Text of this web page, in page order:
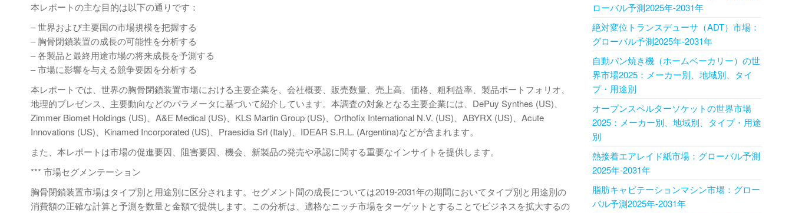
本レポートの主な目的は以下の通りです：
– 世界および主要国の市場規模を把握する
– 胸骨閉鎖装置の成長の可能性を分析する
– 各製品と最終用途市場の将来成長を予測する
– 市場に影響を与える競争要因を分析する
本レポートでは、世界の胸骨閉鎖装置市場における主要企業を、会社概要、販売数量、売上高、価格、粗利益率、製品ポートフォリオ、
地理的プレゼンス、主要動向などのパラメータに基づいて紹介しています。本調査の対象となる主要企業には、DePuy Synthes (US)、
Zimmer Biomet Holdings (US)、A&E Medical (US)、KLS Martin Group (US)、Orthofix International N.V. (US)、ABYRX (US)、Acute
Innovations (US)、Kinamed Incorporated (US)、Praesidia Srl (Italy)、IDEAR S.R.L. (Argentina)などが含まれます。
また、本レポートは市場の促進要因、阻害要因、機会、新製品の発売や承認に関する重要なインサイトを提供します。
*** 市場セグメンテーション
胸骨閉鎖装置市場はタイプ別と用途別に区分されます。セグメント間の成長については2019-2031年の期間においてタイプ別と用途別の
消費額の正確な計算と予測を数量と金額で提供します。この分析は、適格なニッチ市場をターゲットとすることでビジネスを拡大するの
ローバル予測2025年-2031年
絶対変位トランスデューサ（ADT）市場：
グローバル予測2025年-2031年
自動パン焼き機（ホームベーカリー）の世
界市場2025：メーカー別、地域別、タイ
プ・用途別
オープンスペルターソケットの世界市場
2025：メーカー別、地域別、タイプ・用途
別
熱接着エアレイド紙市場：グローバル予測
2025年-2031年
脂肪キャビテーションマシン市場：グロー
バル予測2025年-2031年